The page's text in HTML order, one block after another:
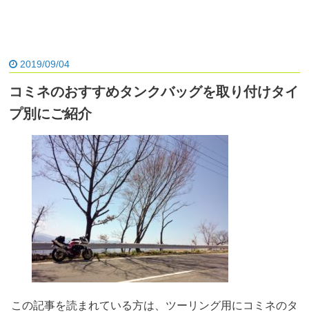
2019/09/04
コミネのおすすめタンクバッグを取り付けタイ
プ別にご紹介
この記事を読まれている方は、ツーリング用にコミネのタ